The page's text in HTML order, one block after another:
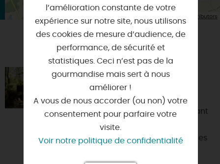
OpenStreetMap contributors
VOUS AIMEREZ AUSSI
PARENTHÈSE TINY HOUSE
Parenthèse est un lieu unique mêlant
nature et créativité. Dans la forêt
d’Orléans, ressourcez-vous dans des
l’amélioration constante de votre
expérience sur notre site, nous utilisons
des cookies de mesure d’audience, de
performance, de sécurité et
statistiques. Ceci n’est pas de la
gourmandise mais sert à nous
améliorer !
A vous de nous accorder (ou non) votre
consentement pour parfaire votre
visite.
Voir notre politique de confidentialité